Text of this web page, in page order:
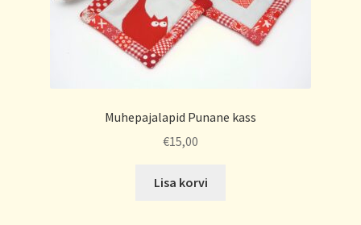
Muhepajalapid Punane kass
€15,00
Lisa korvi